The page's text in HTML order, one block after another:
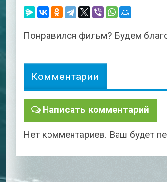
Понравился фильм? Будем
Комментарии
Написать комментарий
Нет комментариев. Ваш будет